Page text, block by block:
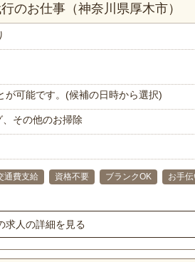
のお仕事（神奈川県厚木市）
可能です。(候補の日時から選択)
その他のお掃除
通費支給 資格不要 ブランクOK
お手
求人の詳細を見る